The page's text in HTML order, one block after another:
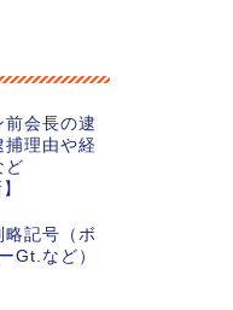
前会長の逮
理由や経
ど
記号（ボ
Gt.など）